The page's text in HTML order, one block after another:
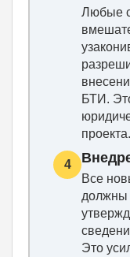
Любые
БТИ.
проекта.
4
Все
должны
Это